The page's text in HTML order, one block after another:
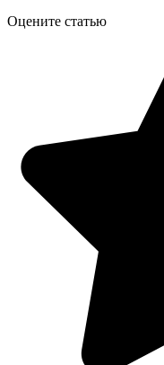
Оцените статью